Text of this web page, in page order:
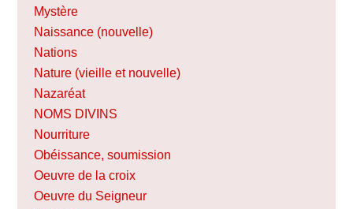
Mystère
Naissance (nouvelle)
Nations
Nature (vieille et nouvelle)
Nazaréat
NOMS DIVINS
Nourriture
Obéissance, soumission
Oeuvre de la croix
Oeuvre du Seigneur